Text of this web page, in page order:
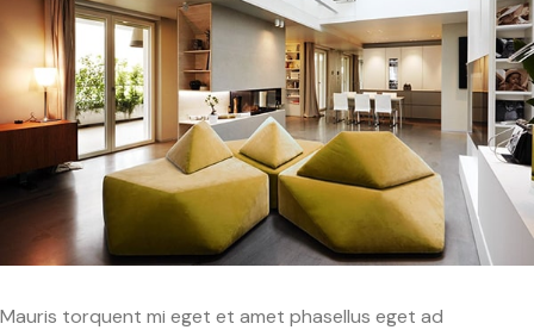
Mauris torquent mi eget et amet phasellus eget ad